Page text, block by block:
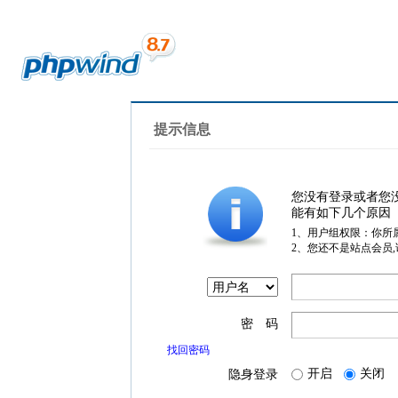
提示信息
您没有登录或者您
能有如下几个原因
1、用户组权限：你所
2、您还不是站点会员
密 码
找回密码
隐身登录 开启 关闭